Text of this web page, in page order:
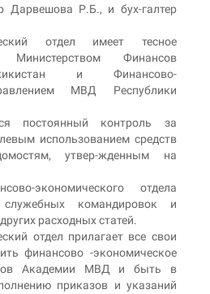
Дарвешова Р.Б., и бух-галтер
отдел имеет тесное
Министерством Финансов
и Финансово-
МВД Республики
постоянный контроль за
использованием средств
утвер-жденным на
экономического отдела
командировок и
расходных статей.
отдел прилагает все свои
финансово -экономическое
Академии МВД и быть в
приказов и указаний